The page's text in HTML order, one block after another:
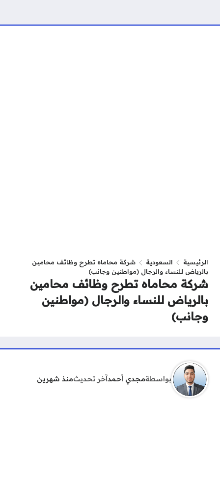
الرئيسية السعودية
شركة محاماه تطرح وظائف محامين
بالرياض للنساء والرجال (مواطنين وجانب)
شركة محاماه تطرح وظائف محامين
بالرياض للنساء والرجال (مواطنين
وجانب)
بواسطةمجدي أحمدآخر تحديثمنذ شهرين